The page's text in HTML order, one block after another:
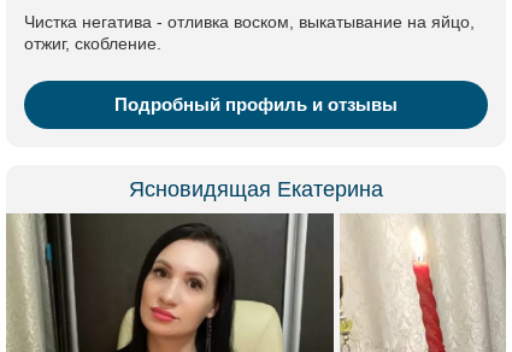
Чистка негатива - отливка воском, выкатывание на яйцо,
отжиг, скобление.
Подробный профиль и отзывы
Ясновидящая Екатерина